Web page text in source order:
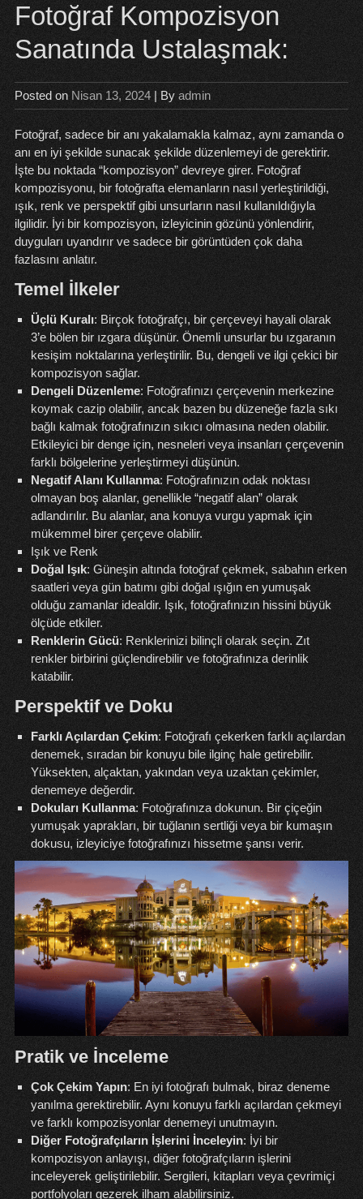
Fotoğraf Kompozisyon
Sanatında Ustalaşmak:
Posted on Nisan 13, 2024| By admin
Fotoğraf, sadece bir anı yakalamakla kalmaz, aynı zamanda o
anı en iyi şekilde sunacak şekilde düzenlemeyi de gerektirir.
İşte bu noktada “kompozisyon” devreye girer. Fotoğraf
kompozisyonu, bir fotoğrafta elemanların nasıl yerleştirildiği,
ışık, renk ve perspektif gibi unsurların nasıl kullanıldığıyla
ilgilidir. İyi bir kompozisyon, izleyicinin gözünü yönlendirir,
duyguları uyandırır ve sadece bir görüntüden çok daha
fazlasını anlatır.
Temel İlkeler
Üçlü Kuralı: Birçok fotoğrafçı, bir çerçeveyi hayali olarak
3’e bölen bir ızgara düşünür. Önemli unsurlar bu ızgaranın
kesişim noktalarına yerleştirilir. Bu, dengeli ve ilgi çekici bir
kompozisyon sağlar.
Dengeli Düzenleme: Fotoğrafınızı çerçevenin merkezine
koymak cazip olabilir, ancak bazen bu düzeneğe fazla sıkı
bağlı kalmak fotoğrafınızın sıkıcı olmasına neden olabilir.
Etkileyici bir denge için, nesneleri veya insanları çerçevenin
farklı bölgelerine yerleştirmeyi düşünün.
Negatif Alanı Kullanma: Fotoğrafınızın odak noktası
olmayan boş alanlar, genellikle “negatif alan” olarak
adlandırılır. Bu alanlar, ana konuya vurgu yapmak için
mükemmel birer çerçeve olabilir.
Işık ve Renk
Doğal Işık: Güneşin altında fotoğraf çekmek, sabahın erken
saatleri veya gün batımı gibi doğal ışığın en yumuşak
olduğu zamanlar idealdir. Işık, fotoğrafınızın hissini büyük
ölçüde etkiler.
Renklerin Gücü: Renklerinizi bilinçli olarak seçin. Zıt
renkler birbirini güçlendirebilir ve fotoğrafınıza derinlik
katabilir.
Perspektif ve Doku
Farklı Açılardan Çekim: Fotoğrafı çekerken farklı açılardan
denemek, sıradan bir konuyu bile ilginç hale getirebilir.
Yüksekten, alçaktan, yakından veya uzaktan çekimler,
denemeye değerdir.
Dokuları Kullanma: Fotoğrafınıza dokunun. Bir çiçeğin
yumuşak yaprakları, bir tuğlanın sertliği veya bir kumaşın
dokusu, izleyiciye fotoğrafınızı hissetme şansı verir.
Pratik ve İnceleme
Çok Çekim Yapın: En iyi fotoğrafı bulmak, biraz deneme
yanılma gerektirebilir. Aynı konuyu farklı açılardan çekmeyi
ve farklı kompozisyonlar denemeyi unutmayın.
Diğer Fotoğrafçıların İşlerini İnceleyin: İyi bir
kompozisyon anlayışı, diğer fotoğrafçıların işlerini
inceleyerek geliştirilebilir. Sergileri, kitapları veya çevrimiçi
portfolyoları gezerek ilham alabilirsiniz.